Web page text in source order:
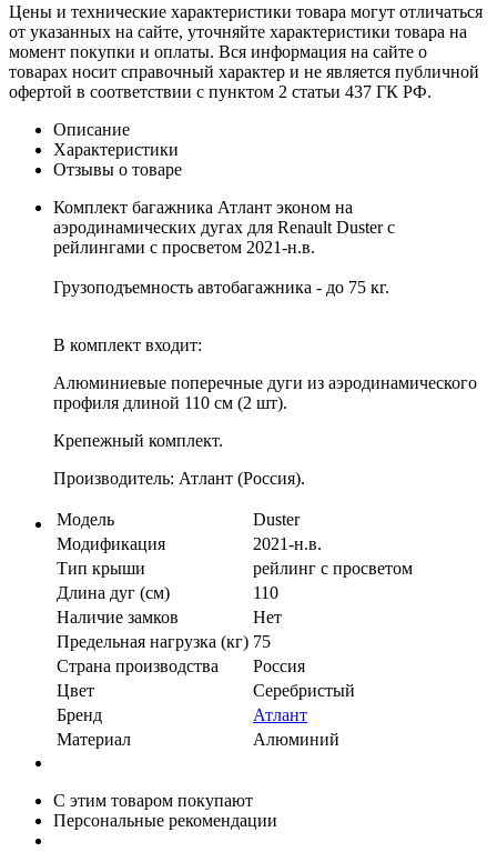
Цены и технические характеристики товара могут отличаться
от указанных на сайте, уточняйте характеристики товара на
момент покупки и оплаты. Вся информация на сайте о
товарах носит справочный характер и не является публичной
офертой в соответствии с пунктом 2 статьи 437 ГК РФ.
Описание
Характеристики
Отзывы о товаре
Комплект багажника Атлант эконом на
аэродинамических дугах для Renault Duster с
рейлингами с просветом 2021-н.в.
Грузоподъемность автобагажника - до 75 кг.
В комплект входит:
Алюминиевые поперечные дуги из аэродинамического
профиля длиной 110 см (2 шт).
Крепежный комплект.
Производитель: Атлант (Россия).
Модель
Duster
Модификация
2021-н.в.
Тип крыши
рейлинг с просветом
Длина дуг (см)
110
Наличие замков
Нет
Предельная нагрузка (кг) 75
Страна производства
Россия
Цвет
Серебристый
Бренд
Атлант
Материал
Алюминий
С этим товаром покупают
Персональные рекомендации